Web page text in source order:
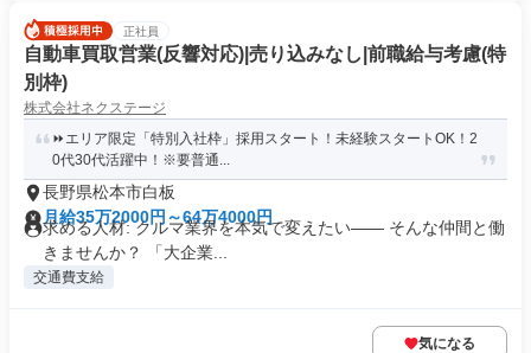
正社員
自動車買取営業(反響対応)|売り込みなし|前職給与考慮(特
別枠)
株式会社ネクステージ
⏩️エリア限定「特別入社枠」採用スタート！未経験スタートOK！2
0代30代活躍中！※要普通...
長野県松本市白板
月給35万2000円～64万4000円
求める人材: クルマ業界を本気で変えたい―― そんな仲間と働
きませんか？ 「大企業...
交通費支給
気になる